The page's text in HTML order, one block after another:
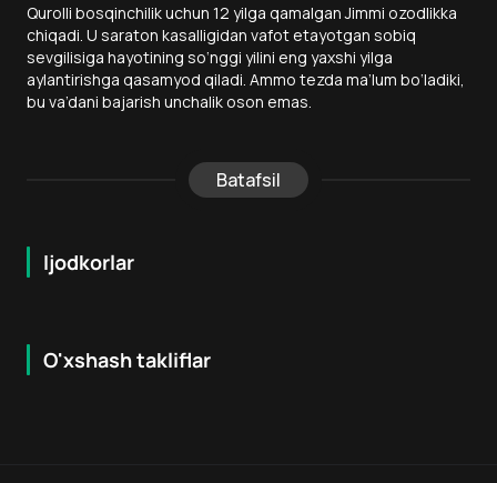
Qurolli bosqinchilik uchun 12 yilga qamalgan Jimmi ozodlikka
chiqadi. U saraton kasalligidan vafot etayotgan sobiq
sevgilisiga hayotining so‘nggi yilini eng yaxshi yilga
aylantirishga qasamyod qiladi. Ammo tezda ma’lum bo‘ladiki,
bu va’dani bajarish unchalik oson emas.
Batafsil
Ijodkorlar
O'xshash takliflar
16 + 7.9